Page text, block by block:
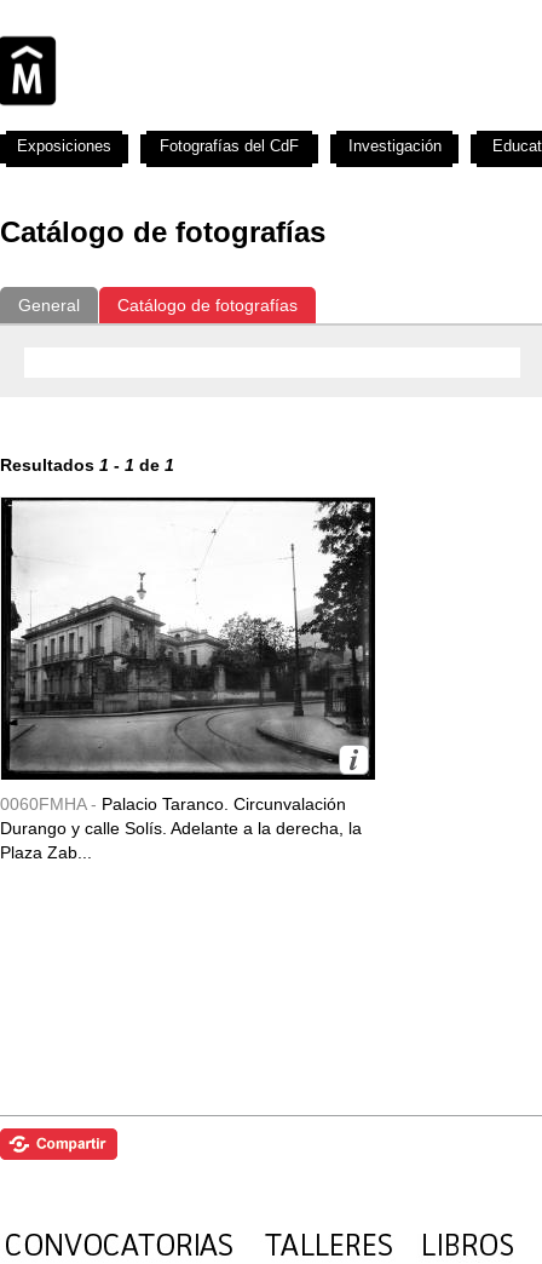
Catálogo de fotografías
General Catálogo de fotografías
Resultados 1 - 1 de 1
0060FMHA - Palacio Taranco. Circunvalación
Durango y calle Solís. Adelante a la derecha, la
Plaza Zab...
Exposiciones Fotografías del CdF Investigación